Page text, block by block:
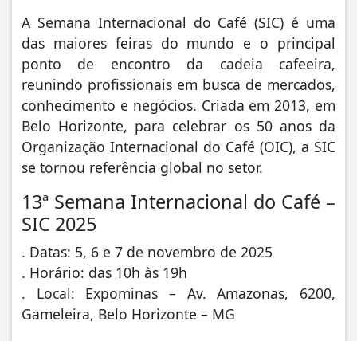
A Semana Internacional do Café (SIC) é uma
das maiores feiras do mundo e o principal
ponto de encontro da cadeia cafeeira,
reunindo profissionais em busca de mercados,
conhecimento e negócios. Criada em 2013, em
Belo Horizonte, para celebrar os 50 anos da
Organização Internacional do Café (OIC), a SIC
se tornou referência global no setor.
13ª Semana Internacional do Café –
SIC 2025
. Datas: 5, 6 e 7 de novembro de 2025
. Horário: das 10h às 19h
. Local: Expominas – Av. Amazonas, 6200,
Gameleira, Belo Horizonte – MG